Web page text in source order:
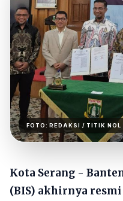
FOTO:REDAKSI / TITIK NOL
Kota Serang -
(BIS) akhirnya